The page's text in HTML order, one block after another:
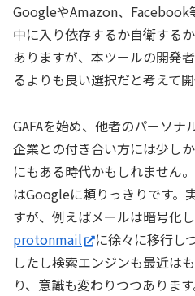
GoogleやAmazon、Facebook
中に入り依存するか自衛する
ありますが、本ツールの開発
るよりも良い選択だと考えて
GAFAを始め、他者のパーソナ
企業との付き合い方には少し
にもある時代かもしれません
はGoogleに頼りっきりです。
すが、例えばメールは暗号化
protonmail
に徐々に移行し
したし検索エンジンも最近は
り、意識も変わりつつありま